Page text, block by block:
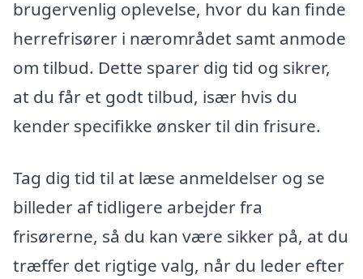
brugervenlig oplevelse, hvor du kan finde
herrefrisører i nærområdet samt anmode
om tilbud. Dette sparer dig tid og sikrer,
at du får et godt tilbud, især hvis du
kender specifikke ønsker til din frisure.
Tag dig tid til at læse anmeldelser og se
billeder af tidligere arbejder fra
frisørerne, så du kan være sikker på, at du
træffer det rigtige valg, når du leder efter